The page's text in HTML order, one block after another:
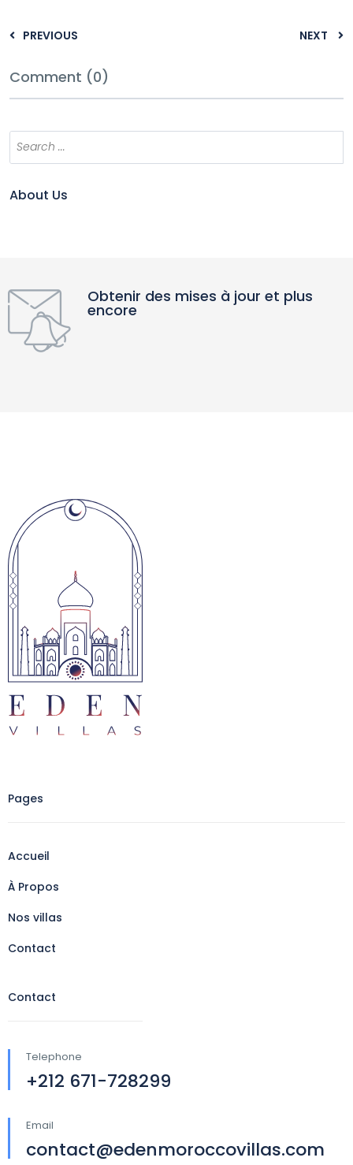
PREVIOUS NEXT
Comment (0)
About Us
Obtenir des mises à jour et plus
encore
Pages
Accueil
À Propos
Nos villas
Contact
Contact
Telephone
+212 671-728299
Email
contact@edenmoroccovillas.com